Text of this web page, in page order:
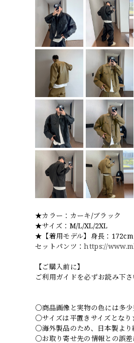
★カラー：カーキ/ブラック
★サイズ：M/L/XL/2XL
★【着用モデル】身長：
セットパンツ：https://
【ご購入前に】
ご利用ガイドを必ずお読み下さ
○商品画像と実物の色には多少
○サイズは平置きサイズとなり
○海外製品のため、日本製より
○お取り寄せ先の情報との誤差